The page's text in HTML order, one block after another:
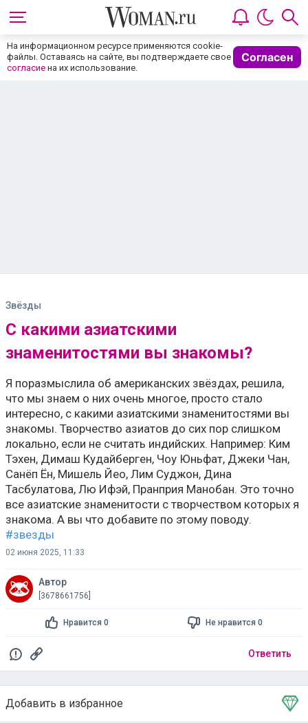
На информационном ресурсе применяются cookie-
файлы. Оставаясь на сайте, вы подтверждаете свое
согласие на их использование.
Согласен
Звёзды
С какими азиатскими
знаменитостями вы знакомы?
Я поразмыслила об американских звёздах, решила,
что мы знаем о них очень многое, просто стало
интересно, с какими азиатскими знаменитостями вы
знакомы. Творчество азиатов до сих пор слишком
локально, если не считать индийских. Например: Ким
Тэхен, Димаш Кудайберген, Чоу Юньфат, Джеки Чан,
Санёп Ён, Мишель Йео, Лим Суджон, Дина
Тасбулатова, Лю Ифэй, Пранприя Манобан. Это точно
все азиатские знаменитости с творчеством которых я
знакома. А вы что добавите по этому поводу.
#звезды
02 июня 2025, 11:33
Автор
[3678661756]
Нравится 0 Не нравится 0
Ответить
Добавить в избранное
Тема в избранном